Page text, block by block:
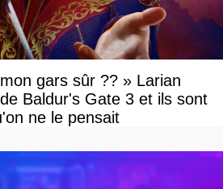
gars sûr ?? » Larian
Baldur's Gate 3 et ils sont
ne le pensait